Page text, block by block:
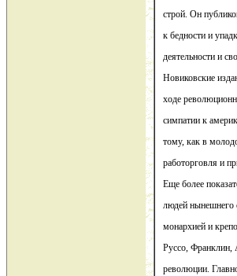
строй. Он
к бедности и
деятельности и
Новиковские
ходе
симпатии к
тому, как в
работорговля и
Еще более
людей нынешнего
монархией и
Руссо, Франклин,
революции.